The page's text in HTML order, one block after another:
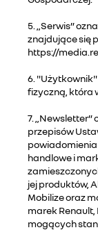
5. „Serwis”
znajdujące się
https://
6.
fizyczną, która
7.
przepisów
handlowe i
jej produktów,
Mobilize oraz
marek
mogących